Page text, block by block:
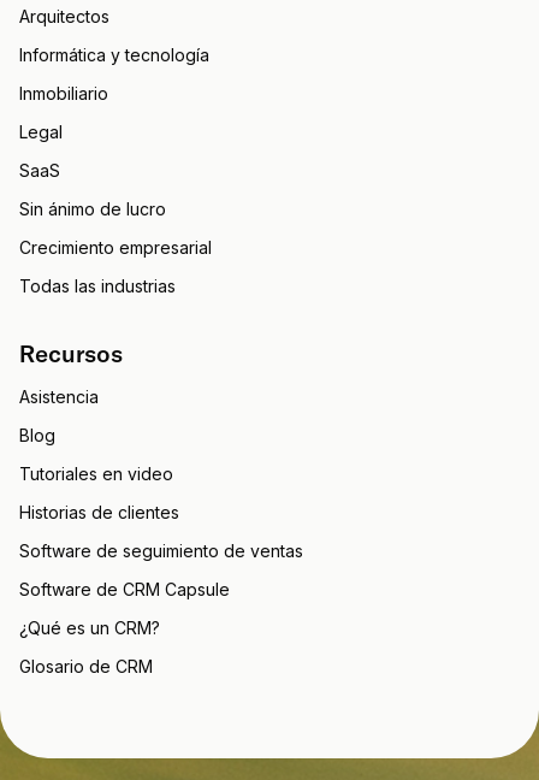
Arquitectos
Informática y tecnología
Inmobiliario
Legal
SaaS
Sin ánimo de lucro
Crecimiento empresarial
Todas las industrias
Recursos
Asistencia
Blog
Tutoriales en video
Historias de clientes
Software de seguimiento de ventas
Software de CRM Capsule
¿Qué es un CRM?
Glosario de CRM